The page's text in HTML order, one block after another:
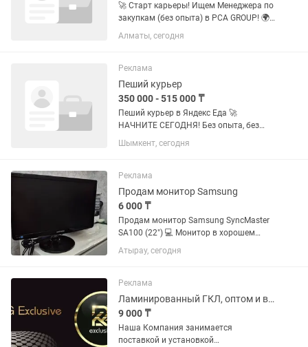
🚀 Старт карьеры! Ищем Менеджера по
закупкам (без опыта) в PCA GROUP! 🌍
Ты круто владеешь английским,
хочешь развиваться в сфере
поставщиками по всему миру? Мы в...
Алматы, сегодня
Реклама
Пеший курьер
350 000 - 515 000 ₸
Пеший курьер в Яндекс Еда 🚀
НАЧНИТЕ СЕГОДНЯ! Без опыта, без
авто, без вложений. Что нужно делать:
Установить приложение Яндекс Про
Шымкент, сегодня
Реклама
Продам монитор Samsung
6 000 ₸
Продам монитор Samsung SyncMaster
SA100 (22") 💻 Монитор в хорошем
рабочем состоянии. Отлично подойдет
для дома, офиса, учебы или
Диагональ: 22" 🖥️ Разрешение: Full...
Атырау, сегодня
Реклама
Ламинированный ГКЛ, оптом и в розницу
9 000 ₸
Наша Компания занимается
поставкой и установкой